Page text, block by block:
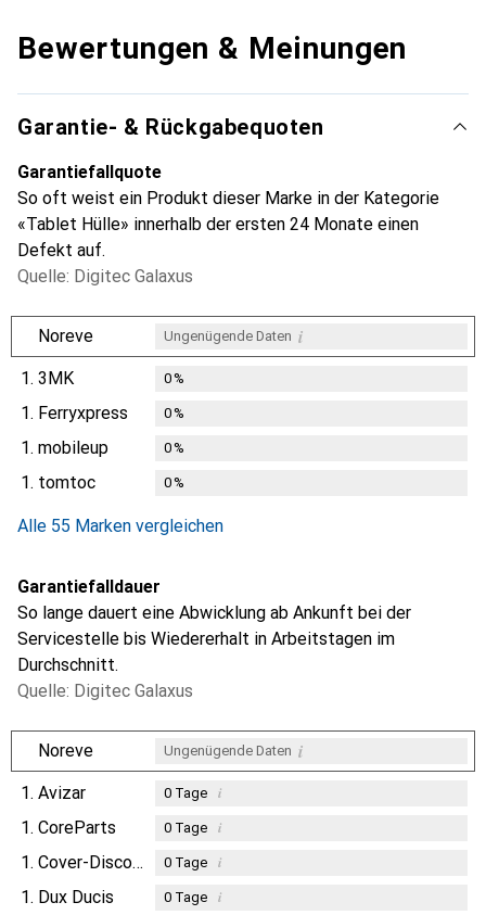
Bewertungen & Meinungen
Garantie- & Rückgabequoten
Garantiefallquote
So oft weist ein Produkt dieser Marke in der Kategorie
«Tablet Hülle» innerhalb der ersten 24 Monate einen
Defekt auf.
Quelle: Digitec Galaxus
Noreve Ungenügende Daten i
1. 3MK 0%
1. Ferryxpress 0%
1. mobileup 0%
1. tomtoc 0%
Alle 55 Marken vergleichen
Garantiefalldauer
So lange dauert eine Abwicklung ab Ankunft bei der
Servicestelle bis Wiedererhalt in Arbeitstagen im
Durchschnitt.
Quelle: Digitec Galaxus
Noreve Ungenügende Daten i
1. Avizar 0Tage i
1. CoreParts 0Tage i
1. Cover-Discount 0Tage i
1. Dux Ducis 0Tage i